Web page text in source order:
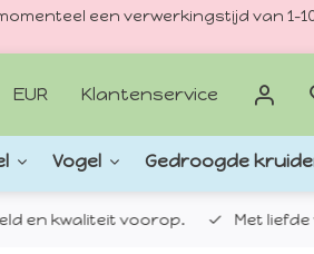
een verwerkingstijd van
EUR Klantenservice
Vogel Gedroogde
kwaliteit voorop. Met liefde